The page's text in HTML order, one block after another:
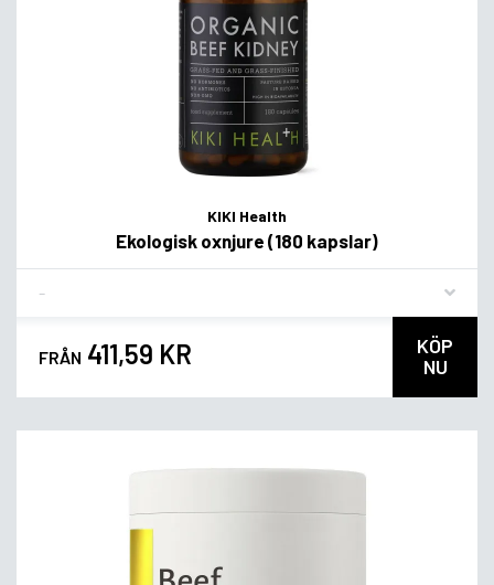
KIKI Health
Ekologisk oxnjure (180 kapslar)
FRÅN 411,59 KR
KÖP
NU